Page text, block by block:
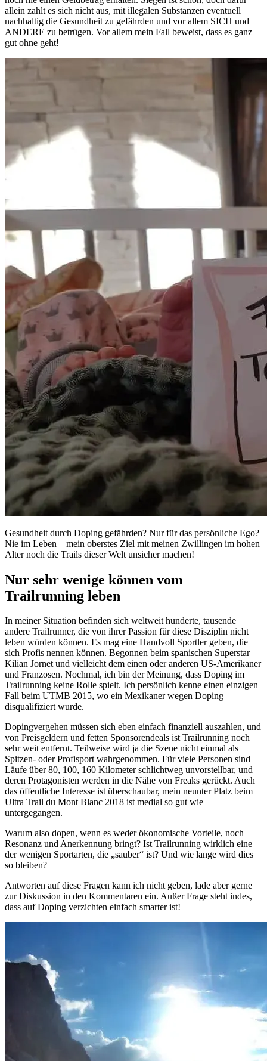
allein zahlt es sich nicht aus, mit illegalen Substanzen eventuell
nachhaltig die Gesundheit zu gefährden und vor allem SICH und
ANDERE zu betrügen. Vor allem mein Fall beweist, dass es ganz
gut ohne geht!
Gesundheit durch Doping gefährden? Nur für das persönliche Ego?
Nie im Leben – mein oberstes Ziel mit meinen Zwillingen im hohen
Alter noch die Trails dieser Welt unsicher machen!
Nur sehr wenige können vom
Trailrunning leben
In meiner Situation befinden sich weltweit hunderte, tausende
andere Trailrunner, die von ihrer Passion für diese Disziplin nicht
leben würden können. Es mag eine Handvoll Sportler geben, die
sich Profis nennen können. Begonnen beim spanischen Superstar
Kilian Jornet und vielleicht dem einen oder anderen US-Amerikaner
und Franzosen. Nochmal, ich bin der Meinung, dass Doping im
Trailrunning keine Rolle spielt. Ich persönlich kenne einen einzigen
Fall beim UTMB 2015, wo ein Mexikaner wegen Doping
disqualifiziert wurde.
Dopingvergehen müssen sich eben einfach finanziell auszahlen, und
von Preisgeldern und fetten Sponsorendeals ist Trailrunning noch
sehr weit entfernt. Teilweise wird ja die Szene nicht einmal als
Spitzen- oder Profisport wahrgenommen. Für viele Personen sind
Läufe über 80, 100, 160 Kilometer schlichtweg unvorstellbar, und
deren Protagonisten werden in die Nähe von Freaks gerückt. Auch
das öffentliche Interesse ist überschaubar, mein neunter Platz beim
Ultra Trail du Mont Blanc 2018 ist medial so gut wie
untergegangen.
Warum also dopen, wenn es weder ökonomische Vorteile, noch
Resonanz und Anerkennung bringt? Ist Trailrunning wirklich eine
der wenigen Sportarten, die „sauber“ ist? Und wie lange wird dies
so bleiben?
Antworten auf diese Fragen kann ich nicht geben, lade aber gerne
zur Diskussion in den Kommentaren ein. Außer Frage steht indes,
dass auf Doping verzichten einfach smarter ist!